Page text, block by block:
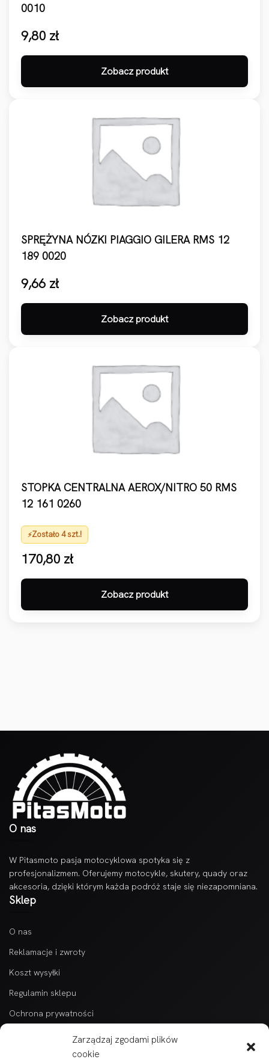
Zarządzaj zgodami plików
cookie
0010
9,80 zł
Zobacz produkt
SPRĘŻYNA NÓZKI PIAGGIO GILERA RMS 12
189 0020
9,66 zł
Zobacz produkt
STOPKA CENTRALNA AEROX/NITRO 50 RMS
12 161 0260
Zostało 4 szt.!
170,80 zł
Zobacz produkt
O nas
W Pitasmoto pasja motocyklowa spotyka się z
profesjonalizmem. Oferujemy motocykle, skutery, quady oraz
akcesoria, dzięki którym każda podróż staje się niezapomniana.
Sklep
O nas
Reklamacje i zwroty
Koszt wysyłki
Regulamin sklepu
Ochrona prywatności